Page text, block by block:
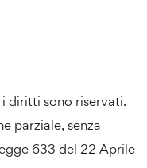
sono riservati.
parziale, senza
633 del 22 Aprile